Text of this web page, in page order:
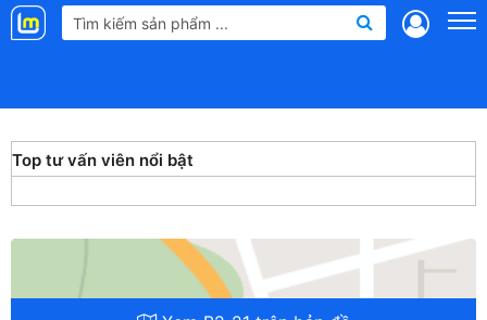
Landmap
Top tư vấn viên nổi bật